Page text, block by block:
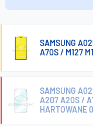
SAMSUNG
A70S / M127
SAMSUNG
A207 A20S /
HARTOWANE